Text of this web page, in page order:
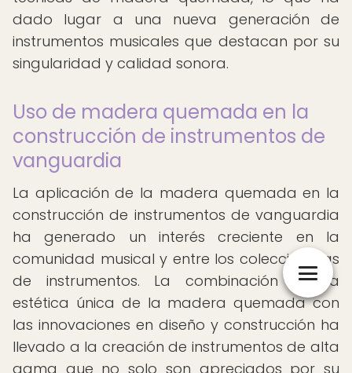
dado lugar a una nueva generación de
instrumentos musicales que destacan por su
singularidad y calidad sonora.
Uso de madera quemada en la
construcción de instrumentos de
vanguardia
La aplicación de la madera quemada en la
construcción de instrumentos de vanguardia
ha generado un interés creciente en la
comunidad musical y entre los coleccionistas
de instrumentos. La combinación de la
estética única de la madera quemada con
las innovaciones en diseño y construcción ha
llevado a la creación de instrumentos de alta
gama que no solo son apreciados por su